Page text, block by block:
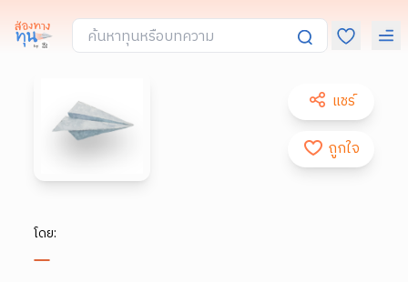
แชร์
ถูกใจ
โดย: